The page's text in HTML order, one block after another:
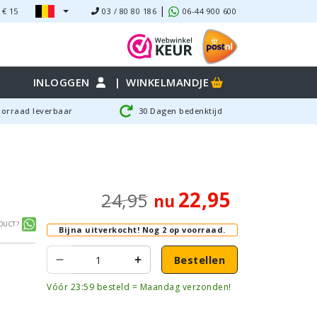
15 03 / 80 80 186 | 06-44 900 600
INLOGGEN | WINKELMANDJE
leverbaar 30 Dagen bedenktijd
24,95 nu 22,95
Bijna uitverkocht! Nog 2 op voorraad.
Bestellen
Vóór 23:59 besteld = Maandag verzonden!